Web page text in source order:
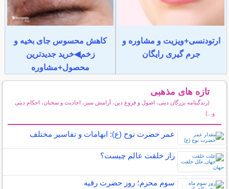
ارتودنسی+ویزیت و مشاوره و
جرم گیری رایگان
کاهش محسوس جای بخیه و
زخم◀خرید جدیدترین
محصول+مشاوره
تازه های مذهبی
(زندگینامه بزرگان دینی، اصول و فروع دین، آرامش سبز، احادیث و سخنان، احکام دینی
و...)
عمر حضرت نوح (ع): ابهامات و تفاسیر مختلف
راز خلقت عالم چيست؟
سوم محرم؛ روز حضرت رقیه